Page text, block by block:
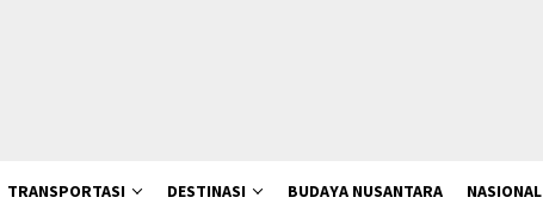
TRANSPORTASI DESTINASI BUDAYA NUSANTARA NASIONAL